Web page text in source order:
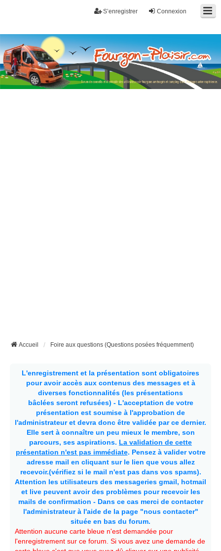
Connexion
S’enregistrer
Fourgon-plaisir.com
Forum de conseils et d'entraide des utilisateurs de fourgons, fourgons
aménagés, vans et de camping-car. Partagez votre expérience.
Accueil Foire aux questions (Questions posées fréquemment)
L'enregistrement et la présentation sont obligatoires
pour avoir accès aux contenus des messages et à
diverses fonctionnalités (les présentations
bâclées seront refusées) - L'acceptation de votre
présentation est soumise à l'approbation de
l'administrateur et devra donc être validée par ce dernier.
Elle sert à connaître un peu mieux le membre, son
parcours, ses aspirations. La validation de cette
présentation n'est pas immédiate. Pensez à valider votre
adresse mail en cliquant sur le lien que vous allez
recevoir.(vérifiez si le mail n'est pas dans vos spams).
Attention les utilisateurs des messageries gmail, hotmail
et live peuvent avoir des problèmes pour recevoir les
mails de confirmation - Dans ce cas merci de contacter
l'administrateur à l'aide de la page "nous contacter"
située en bas du forum.
Attention aucune carte bleue n'est demandée pour
l'enregistrement sur ce forum. Si vous avez une demande de